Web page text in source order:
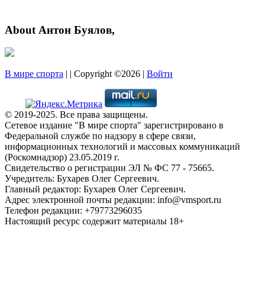
About Антон Буялов,
В мире спорта | | Copyright ©2026 | Войти
© 2019-2025. Все права защищены.
Сетевое издание "В мире спорта" зарегистрировано в
Федеральной службе по надзору в сфере связи,
информационных технологий и массовых коммуникаций
(Роскомнадзор) 23.05.2019 г.
Свидетельство о регистрации ЭЛ № ФС 77 - 75665.
Учредитель: Бухарев Олег Сергеевич.
Главный редактор: Бухарев Олег Сергеевич.
Адрес электронной почты редакции: info@vmsport.ru
Телефон редакции: +79773296035
Настоящий ресурс содержит материалы 18+